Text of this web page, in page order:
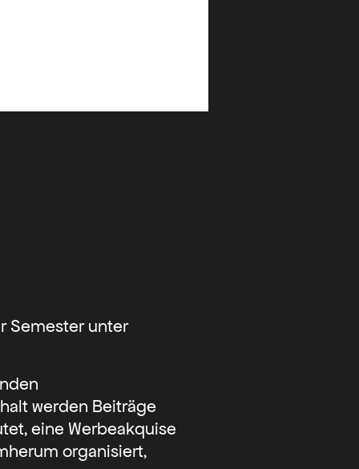
Semester unter
werden Beiträge
eine Werbeakquise
organisiert,